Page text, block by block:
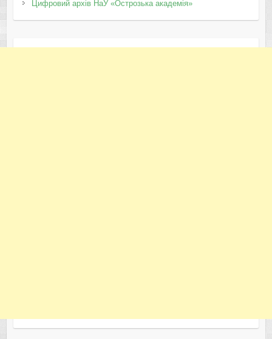
Цифровий архів НаУ «Острозька академія»